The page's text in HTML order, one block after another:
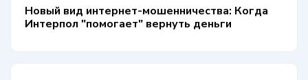
Новый вид интернет-мошенничества: Когда
Интерпол "помогает" вернуть деньги